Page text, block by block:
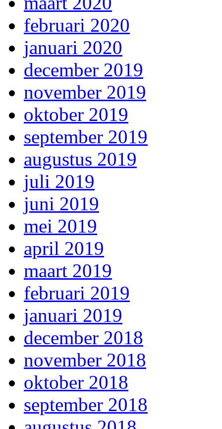
februari 2020
januari 2020
december 2019
november 2019
oktober 2019
september 2019
augustus 2019
juli 2019
juni 2019
mei 2019
april 2019
maart 2019
februari 2019
januari 2019
december 2018
november 2018
oktober 2018
september 2018